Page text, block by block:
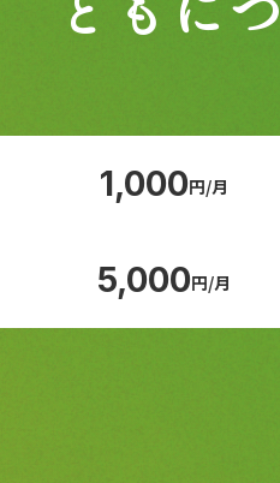
1,000円/月
5,000円/月